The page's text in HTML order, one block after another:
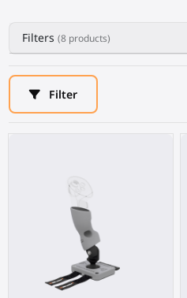
Filters (8 products)
Filter